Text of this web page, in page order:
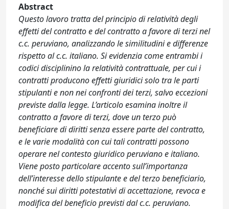
Abstract
Questo lavoro tratta del principio di relatività degli
effetti del contratto e del contratto a favore di terzi nel
c.c. peruviano, analizzando le similitudini e differenze
rispetto al c.c. italiano. Si evidenzia come entrambi i
codici disciplinino la relatività contrattuale, per cui i
contratti producono effetti giuridici solo tra le parti
stipulanti e non nei confronti dei terzi, salvo eccezioni
previste dalla legge. L’articolo esamina inoltre il
contratto a favore di terzi, dove un terzo può
beneficiare di diritti senza essere parte del contratto,
e le varie modalità con cui tali contratti possono
operare nel contesto giuridico peruviano e italiano.
Viene posto particolare accento sull’importanza
dell’interesse dello stipulante e del terzo beneficiario,
nonché sui diritti potestativi di accettazione, revoca e
modifica del beneficio previsti dal c.c. peruviano.